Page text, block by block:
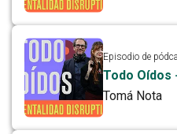
Episodio de
Todo Oídos
Tomá Nota